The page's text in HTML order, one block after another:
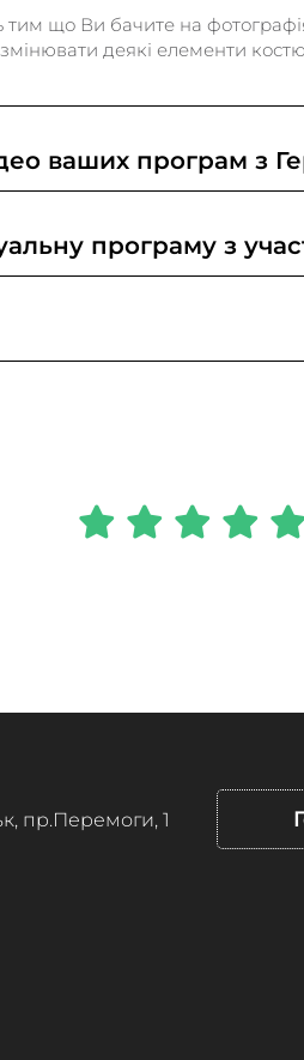
тим що Ви бачите на
деякі елементи
ваших програм з
програму з
пр.Перемоги, 1